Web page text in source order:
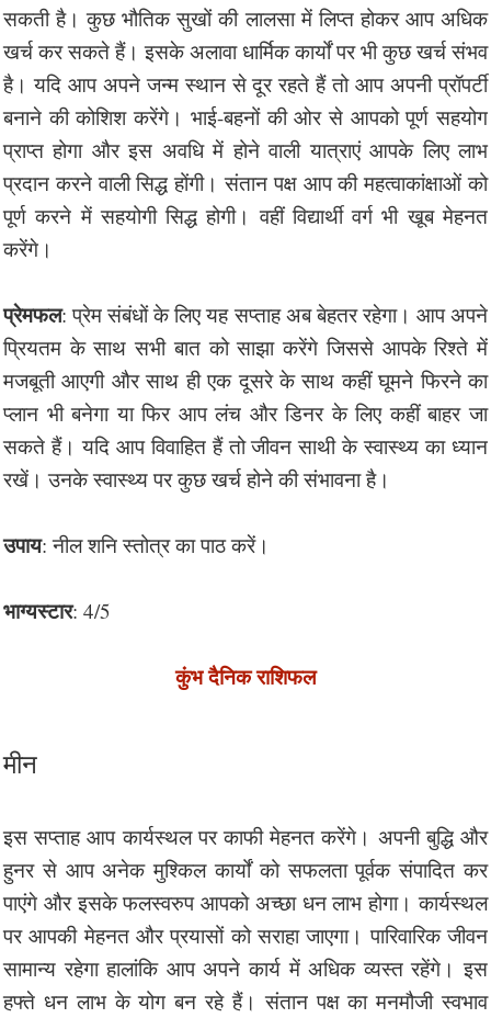
सकती है। कुछ भौतिक सुखों की लालसा में लिप्त होकर आप अधिक
खर्च कर सकते हैं। इसके अलावा धार्मिक कार्यों पर भी कुछ खर्च संभव
है। यदि आप अपने जन्म स्थान से दूर रहते हैं तो आप अपनी प्रॉपर्टी
बनाने की कोशिश करेंगे। भाई-बहनों की ओर से आपको पूर्ण सहयोग
प्राप्त होगा और इस अवधि में होने वाली यात्राएं आपके लिए लाभ
प्रदान करने वाली सिद्ध होंगी। संतान पक्ष आप की महत्वाकांक्षाओं को
पूर्ण करने में सहयोगी सिद्ध होगी। वहीं विद्यार्थी वर्ग भी खूब मेहनत
करेंगे।
प्रेमफल: प्रेम संबंधों के लिए यह सप्ताह अब बेहतर रहेगा। आप अपने
प्रियतम के साथ सभी बात को साझा करेंगे जिससे आपके रिश्ते में
मजबूती आएगी और साथ ही एक दूसरे के साथ कहीं घूमने फिरने का
प्लान भी बनेगा या फिर आप लंच और डिनर के लिए कहीं बाहर जा
सकते हैं। यदि आप विवाहित हैं तो जीवन साथी के स्वास्थ्य का ध्यान
रखें। उनके स्वास्थ्य पर कुछ खर्च होने की संभावना है।
उपाय: नील शनि स्तोत्र का पाठ करें।
भाग्यस्टार: 4/5
कुंभ दैनिक राशिफल
मीन
इस सप्ताह आप कार्यस्थल पर काफी मेहनत करेंगे। अपनी बुद्धि और
हुनर से आप अनेक मुश्किल कार्यों को सफलता पूर्वक संपादित कर
पाएंगे और इसके फलस्वरुप आपको अच्छा धन लाभ होगा। कार्यस्थल
पर आपकी मेहनत और प्रयासों को सराहा जाएगा। पारिवारिक जीवन
सामान्य रहेगा हालांकि आप अपने कार्य में अधिक व्यस्त रहेंगे। इस
हफ्ते धन लाभ के योग बन रहे हैं। संतान पक्ष का मनमौजी स्वभाव